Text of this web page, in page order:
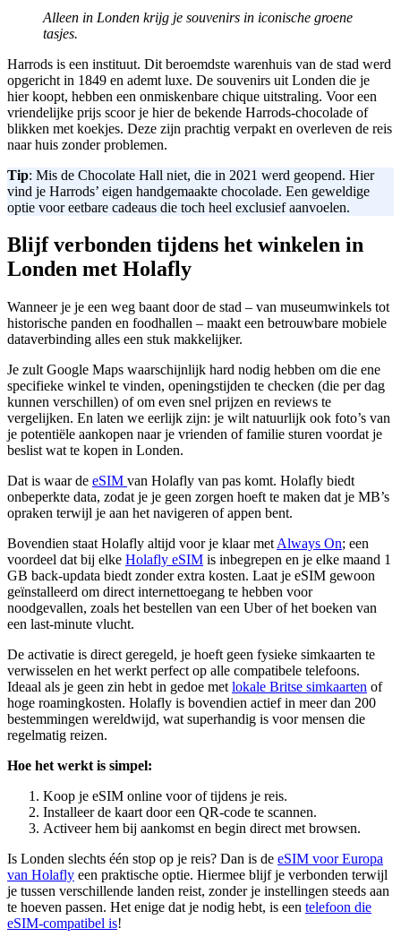
Alleen in Londen krijg je souvenirs in iconische groene
tasjes.
Harrods is een instituut. Dit beroemdste warenhuis van de stad werd
opgericht in 1849 en ademt luxe. De souvenirs uit Londen die je
hier koopt, hebben een onmiskenbare chique uitstraling. Voor een
vriendelijke prijs scoor je hier de bekende Harrods-chocolade of
blikken met koekjes. Deze zijn prachtig verpakt en overleven de reis
naar huis zonder problemen.
Tip: Mis de Chocolate Hall niet, die in 2021 werd geopend. Hier
vind je Harrods’ eigen handgemaakte chocolade. Een geweldige
optie voor eetbare cadeaus die toch heel exclusief aanvoelen.
Blijf verbonden tijdens het winkelen in
Londen met Holafly
Wanneer je je een weg baant door de stad – van museumwinkels tot
historische panden en foodhallen – maakt een betrouwbare mobiele
dataverbinding alles een stuk makkelijker.
Je zult Google Maps waarschijnlijk hard nodig hebben om die ene
specifieke winkel te vinden, openingstijden te checken (die per dag
kunnen verschillen) of om even snel prijzen en reviews te
vergelijken. En laten we eerlijk zijn: je wilt natuurlijk ook foto’s van
je potentiële aankopen naar je vrienden of familie sturen voordat je
beslist wat te kopen in Londen.
Dat is waar de eSIM van Holafly van pas komt. Holafly biedt
onbeperkte data, zodat je je geen zorgen hoeft te maken dat je MB’s
opraken terwijl je aan het navigeren of appen bent.
Bovendien staat Holafly altijd voor je klaar met Always On; een
voordeel dat bij elke Holafly eSIM is inbegrepen en je elke maand 1
GB back-updata biedt zonder extra kosten. Laat je eSIM gewoon
geïnstalleerd om direct internettoegang te hebben voor
noodgevallen, zoals het bestellen van een Uber of het boeken van
een last-minute vlucht.
De activatie is direct geregeld, je hoeft geen fysieke simkaarten te
verwisselen en het werkt perfect op alle compatibele telefoons.
Ideaal als je geen zin hebt in gedoe met lokale Britse simkaarten of
hoge roamingkosten. Holafly is bovendien actief in meer dan 200
bestemmingen wereldwijd, wat superhandig is voor mensen die
regelmatig reizen.
Hoe het werkt is simpel:
Koop je eSIM online voor of tijdens je reis.
Installeer de kaart door een QR-code te scannen.
Activeer hem bij aankomst en begin direct met browsen.
Is Londen slechts één stop op je reis? Dan is de eSIM voor Europa
van Holafly een praktische optie. Hiermee blijf je verbonden terwijl
je tussen verschillende landen reist, zonder je instellingen steeds aan
te hoeven passen. Het enige dat je nodig hebt, is een telefoon die
eSIM-compatibel is!